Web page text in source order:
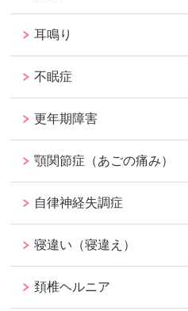
耳鳴り
不眠症
更年期障害
顎関節症（あごの痛み）
自律神経失調症
寝違い（寝違え）
頚椎ヘルニア